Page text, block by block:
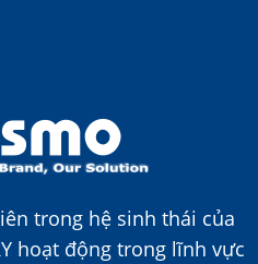
trong hệ sinh thái của
hoạt động trong lĩnh vực